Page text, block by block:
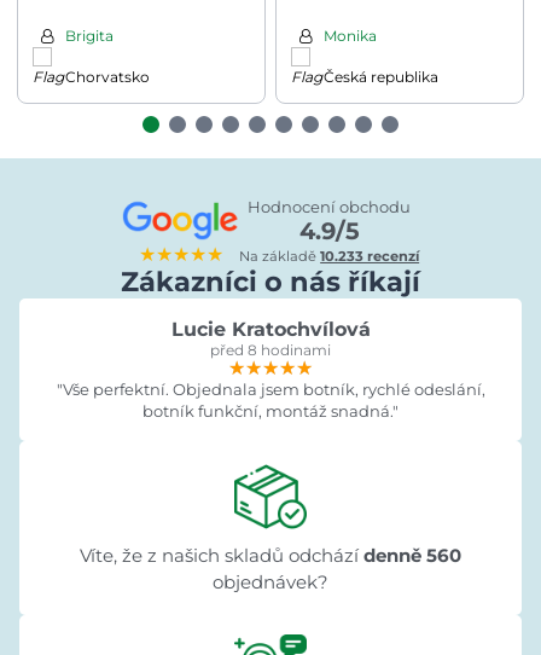
Brigita
Chorvatsko
Monika
Česká republika
★★★★★
Hodnocení obchodu
4.9/5
Na základě10.233 recenzí
Zákazníci o nás říkají
Lucie Kratochvílová
před 8 hodinami
★★★★★
★★★★★
★★★★★
"Vše perfektní. Objednala jsem botník, rychlé odeslání,
botník funkční, montáž snadná."
Víte, že z našich skladů odchází denně 560
objednávek?